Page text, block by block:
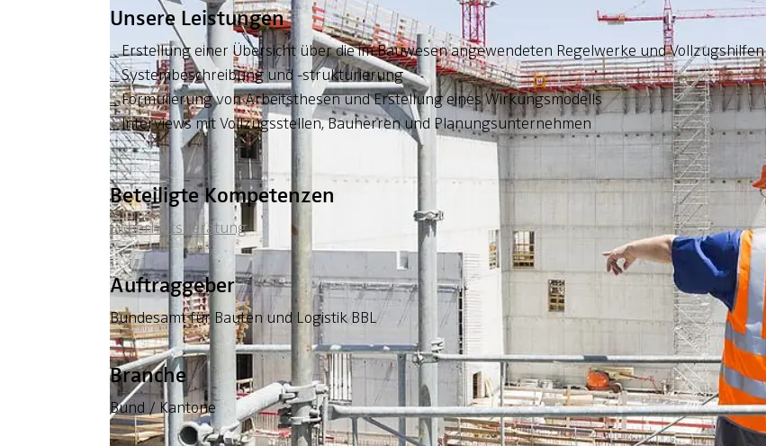
Unsere Leistungen
Erstellung einer Übersicht über die im Bauwesen angewendeten Regelwerke und Vollzugshilfen
Systembeschreibung und -strukturierung
Formulierung von Arbeitsthesen und Erstellung eines Wirkungsmodells
Interviews mit Vollzugsstellen, Bauherren und Planungsunternehmen
Beteiligte Kompetenzen
Sicherheitsberatung
Auftraggeber
Bundesamt für Bauten und Logistik BBL
Branche
Bund / Kantone